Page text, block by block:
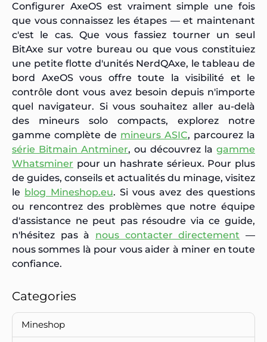
Configurer AxeOS est vraiment simple une fois
que vous connaissez les étapes — et maintenant
c'est le cas. Que vous fassiez tourner un seul
BitAxe sur votre bureau ou que vous constituiez
une petite flotte d'unités NerdQAxe, le tableau de
bord AxeOS vous offre toute la visibilité et le
contrôle dont vous avez besoin depuis n'importe
quel navigateur. Si vous souhaitez aller au-delà
des mineurs solo compacts, explorez notre
gamme complète de mineurs ASIC, parcourez la
série Bitmain Antminer, ou découvrez la gamme
Whatsminer pour un hashrate sérieux. Pour plus
de guides, conseils et actualités du minage, visitez
le blog Mineshop.eu. Si vous avez des questions
ou rencontrez des problèmes que notre équipe
d'assistance ne peut pas résoudre via ce guide,
n'hésitez pas à nous contacter directement —
nous sommes là pour vous aider à miner en toute
confiance.
Categories
Mineshop